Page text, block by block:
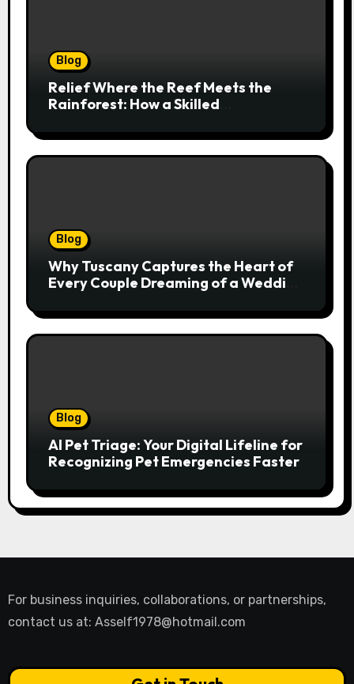
Blog
Relief Where the Reef Meets the
Rainforest: How a Skilled
Natural Movement
Blog
Why Tuscany Captures the Heart of
Every Couple Dreaming of a Wedding
Blog
AI Pet Triage: Your Digital Lifeline for
Recognizing Pet Emergencies Faster
For business inquiries, collaborations, or partnerships,
contact us at: Asself1978@hotmail.com